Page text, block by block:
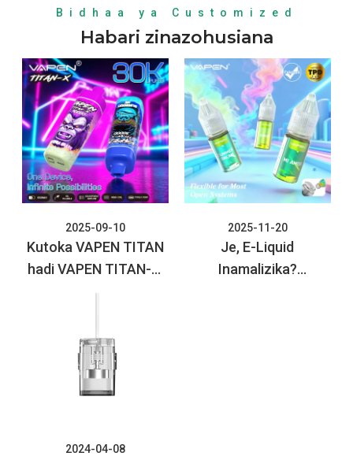
Bidhaa ya Customized
Habari zinazohusiana
2025-09-10
Kutoka VAPEN TITAN
hadi VAPEN TITAN-X:
Triple Puffs, Upeo
Vaping!
2025-11-20
Je, E-Liquid
Inamalizika?
2024-04-08